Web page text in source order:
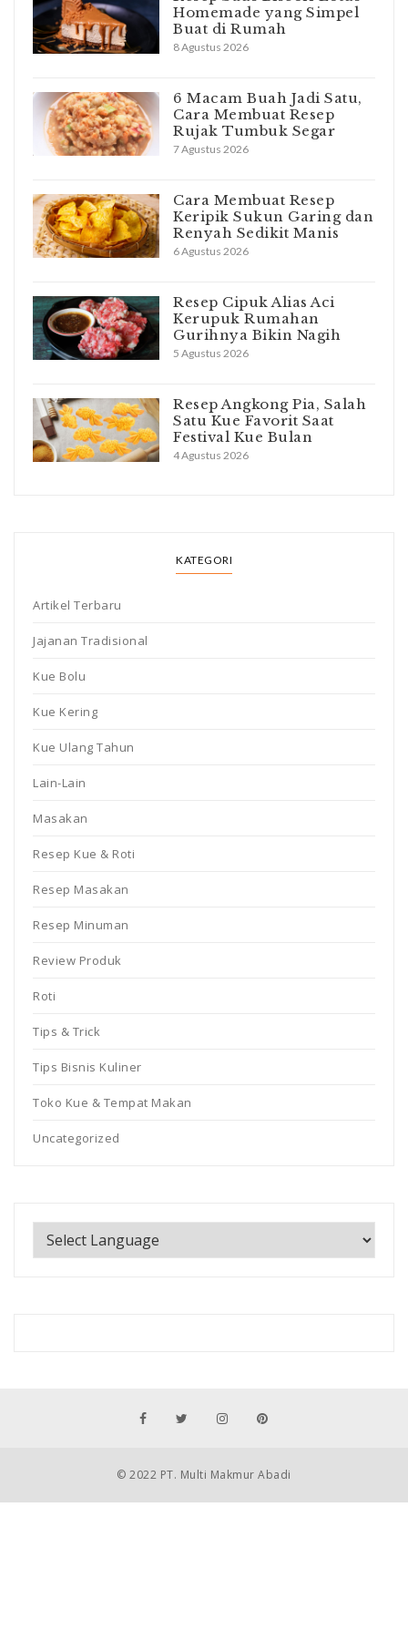
Homemade yang Simpel
Buat di Rumah
8 Agustus 2026
6 Macam Buah Jadi Satu,
Cara Membuat Resep
Rujak Tumbuk Segar
7 Agustus 2026
Cara Membuat Resep
Keripik Sukun Garing dan
Renyah Sedikit Manis
6 Agustus 2026
Resep Cipuk Alias Aci
Kerupuk Rumahan
Gurihnya Bikin Nagih
5 Agustus 2026
Resep Angkong Pia, Salah
Satu Kue Favorit Saat
Festival Kue Bulan
4 Agustus 2026
KATEGORI
Artikel Terbaru
Jajanan Tradisional
Kue Bolu
Kue Kering
Kue Ulang Tahun
Lain-Lain
Masakan
Resep Kue & Roti
Resep Masakan
Resep Minuman
Review Produk
Roti
Tips & Trick
Tips Bisnis Kuliner
Toko Kue & Tempat Makan
Uncategorized
© 2022 PT. Multi Makmur Abadi